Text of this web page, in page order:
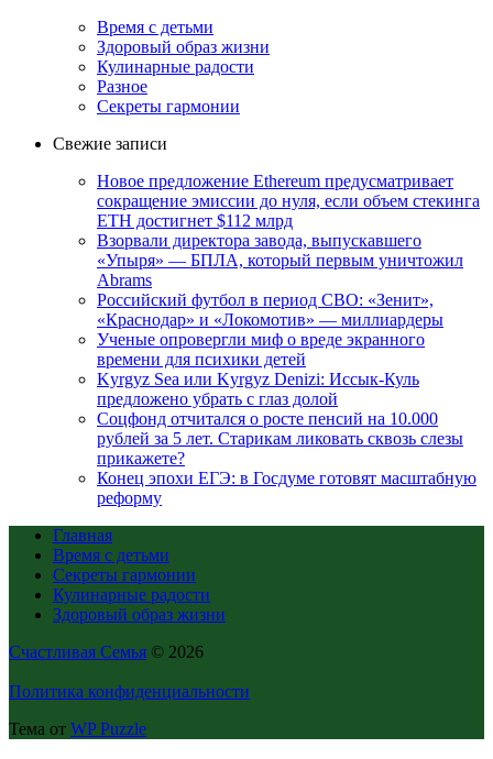
Время с детьми
Здоровый образ жизни
Кулинарные радости
Разное
Секреты гармонии
Свежие записи
Новое предложение Ethereum предусматривает
сокращение эмиссии до нуля, если объем стекинга
ETH достигнет $112 млрд
Взорвали директора завода, выпускавшего
«Упыря» — БПЛА, который первым уничтожил
Abrams
Российский футбол в период СВО: «Зенит»,
«Краснодар» и «Локомотив» — миллиардеры
Ученые опровергли миф о вреде экранного
времени для психики детей
Kyrgyz Sea или Kyrgyz Denizi: Иссык-Куль
предложено убрать с глаз долой
Соцфонд отчитался о росте пенсий на 10.000
рублей за 5 лет. Старикам ликовать сквозь слезы
прикажете?
Конец эпохи ЕГЭ: в Госдуме готовят масштабную
реформу
Главная
Время с детьми
Секреты гармонии
Кулинарные радости
Здоровый образ жизни
Счастливая Семья © 2026
Политика конфиденциальности
Тема от WP Puzzle